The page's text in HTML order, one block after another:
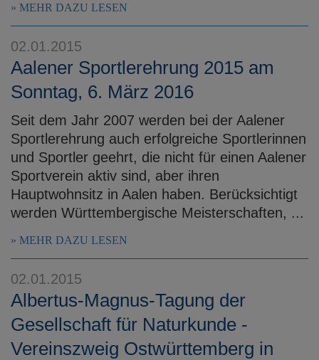
MEHR DAZU LESEN
02.01.2015
Aalener Sportlerehrung 2015 am
Sonntag, 6. März 2016
Seit dem Jahr 2007 werden bei der Aalener
Sportlerehrung auch erfolgreiche Sportlerinnen
und Sportler geehrt, die nicht für einen Aalener
Sportverein aktiv sind, aber ihren
Hauptwohnsitz in Aalen haben. Berücksichtigt
werden Württembergische Meisterschaften, ...
MEHR DAZU LESEN
02.01.2015
Albertus-Magnus-Tagung der
Gesellschaft für Naturkunde -
Vereinszweig Ostwürttemberg in